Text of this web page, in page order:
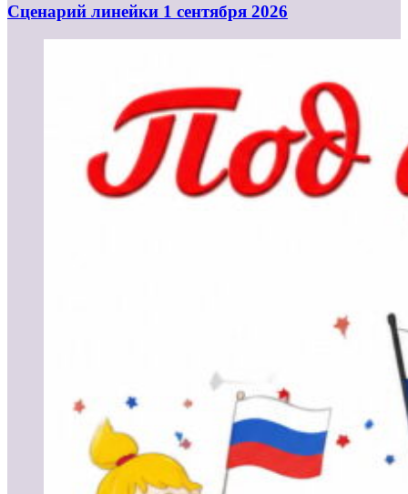
Cценарий линейки 1 сентября 2026